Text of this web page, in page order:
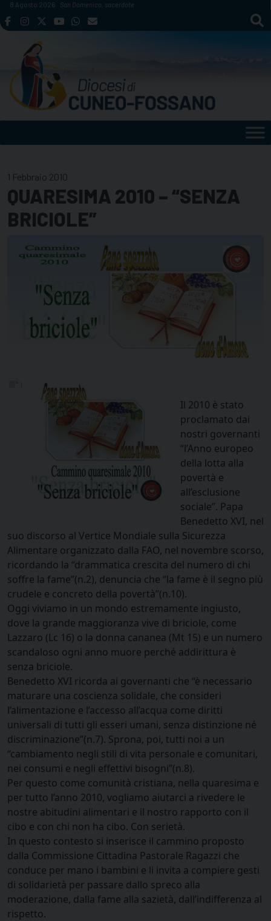
Skip
to
8 Agosto 2026 San Domenico, sacerdote
1 Febbraio 2010
QUARESIMA 2010 – “SENZA
BRICIOLE”
Il 2010 è stato
proclamato dai
nostri governanti
“l’Anno europeo
della lotta alla
povertà e
all’esclusione
sociale”. Papa
Benedetto XVI, nel
suo discorso al Vertice Mondiale sulla Sicurezza
Alimentare organizzato dalla FAO, nel novembre scorso,
ricordando la “drammatica crescita del numero di chi
soffre la fame”(n.2), denuncia che “la fame è il segno più
crudele e concreto della povertà”(n.10).
Oggi viviamo in un mondo estremamente ingiusto,
dove la grande maggioranza vive di briciole, come
Lazzaro (Lc 16) o la donna cananea (Mt 15) e un numero
scandaloso ogni anno muore perché addirittura è
senza briciole.
Benedetto XVI ricorda ai governanti che “è necessario
maturare una coscienza solidale, che consideri
l’alimentazione e l’accesso all’acqua come diritti
universali di tutti gli esseri umani, senza distinzione né
discriminazione”(n.7). Sprona, poi, tutti noi a un
“cambiamento negli stili di vita personale e comunitari,
nei consumi e negli effettivi bisogni”(n.8).
Per questo come comunità cristiana, nella quaresima e
per tutto l’anno 2010, vogliamo aiutarci a rivedere le
nostre abitudini alimentari e il nostro rapporto con il
cibo e con chi non ha cibo. Con serietà.
In questo contesto si inserisce il cammino proposto
dalla Commissione Cittadina Pastorale Ragazzi che
conduce per mano i bambini e li invita a compiere gesti
di solidarietà per passare dallo spreco alla
moderazione, dalla fame alla sazietà, dall’indifferenza al
rispetto.